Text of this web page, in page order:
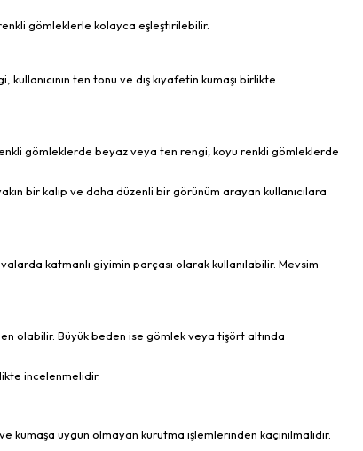
gömleklerle kolayca eşleştirilebilir.
ten tonu ve dış kıyafetin kumaşı birlikte
gömleklerde beyaz veya ten rengi; koyu renkli gömleklerde
bir kalıp ve daha düzenli bir görünüm arayan kullanıcılara
katmanlı giyimin parçası olarak kullanılabilir. Mevsim
olabilir. Büyük beden ise gömlek veya tişört altında
incelenmelidir.
kumaşa uygun olmayan kurutma işlemlerinden kaçınılmalıdır.